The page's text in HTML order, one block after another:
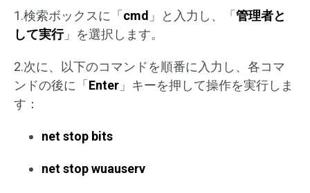
1.検索ボックスに「 cmd 」と入力し、「 管理者と
して実行」を選択します。
2.次に、以下のコマンドを順番に入力し、各コマ
ンドの後に「 Enter 」キーを押して操作を実行しま
す：
net stop bits
net stop wuauserv